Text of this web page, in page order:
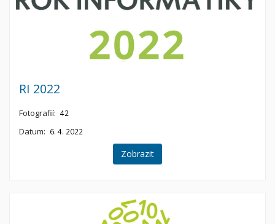
RI 2022
Fotografií: 42
Datum: 6. 4. 2022
Zobrazit